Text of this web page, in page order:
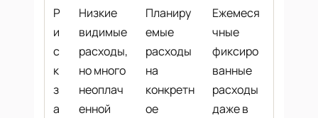
Р
и
с
к
з
а
Низкие
видимые
расходы,
но много
неоплач
енной
Планиру
емые
расходы
на
конкретн
ое
Ежемеся
чные
фиксиро
ванные
расходы
даже в